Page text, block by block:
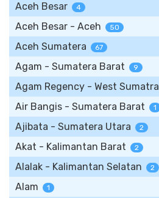
Aceh Besar 4
Aceh Besar - Aceh 50
Aceh Sumatera 67
Agam - Sumatera Barat 9
Agam Regency - West Sumatra
Air Bangis - Sumatera Barat 1
Ajibata - Sumatera Utara 2
Akat - Kalimantan Barat 2
Alalak - Kalimantan Selatan 2
Alam 1